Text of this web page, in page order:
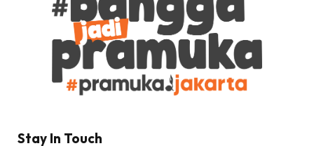
Stay In Touch